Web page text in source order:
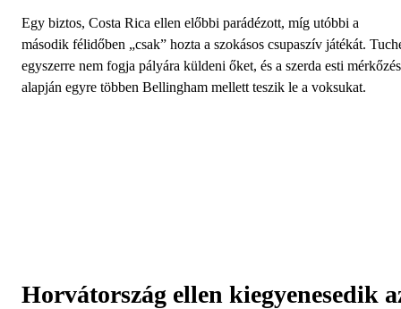
Egy biztos, Costa Rica ellen előbbi parádézott, míg utóbbi a
második félidőben „csak” hozta a szokásos csupaszív játékát.
egyszerre nem fogja pályára küldeni őket, és a szerda esti mérkőzés
alapján egyre többen Bellingham mellett teszik le a voksukat.
Horvátország ellen kiegyenesedik